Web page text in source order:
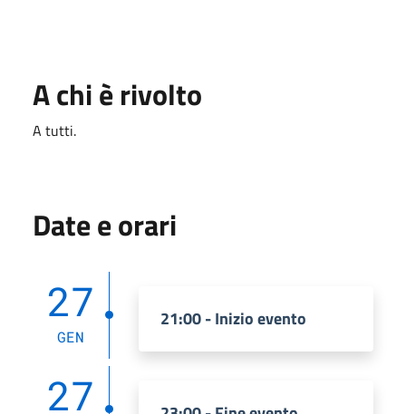
A chi è rivolto
A tutti.
Date e orari
27
GEN
21:00 - Inizio evento
27